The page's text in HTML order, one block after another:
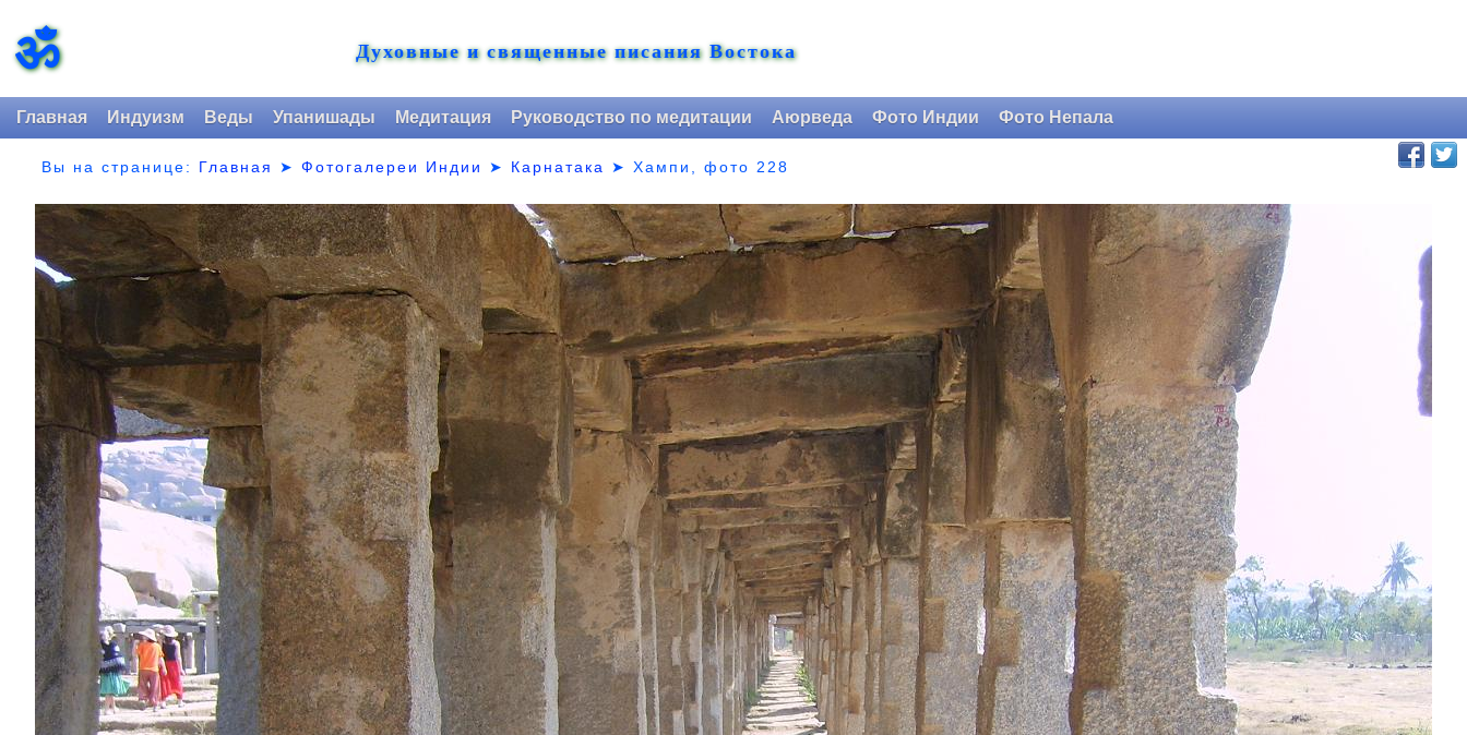
ॐ Духовные и священные писания Востока
Главная Индуизм Веды Упанишады Медитация Руководство по медитации Аюрведа Фото Индии Фото Непала
Вы на странице: Главная ➤Фотогалереи Индии ➤ Карнатака ➤Хампи, фото 228